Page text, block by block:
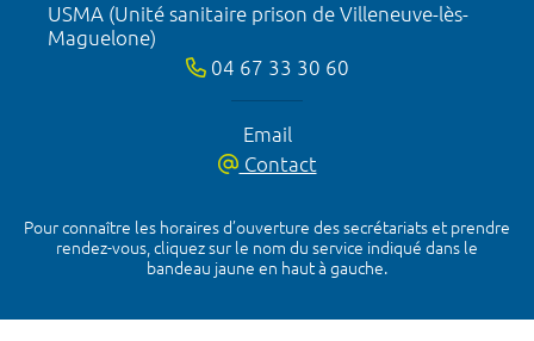
USMA (Unité sanitaire prison de Villeneuve-lès-
Maguelone)
04 67 33 30 60
Email
Contact
Pour connaître les horaires d’ouverture des secrétariats et prendre
rendez-vous, cliquez sur le nom du service indiqué dans le
bandeau jaune en haut à gauche.